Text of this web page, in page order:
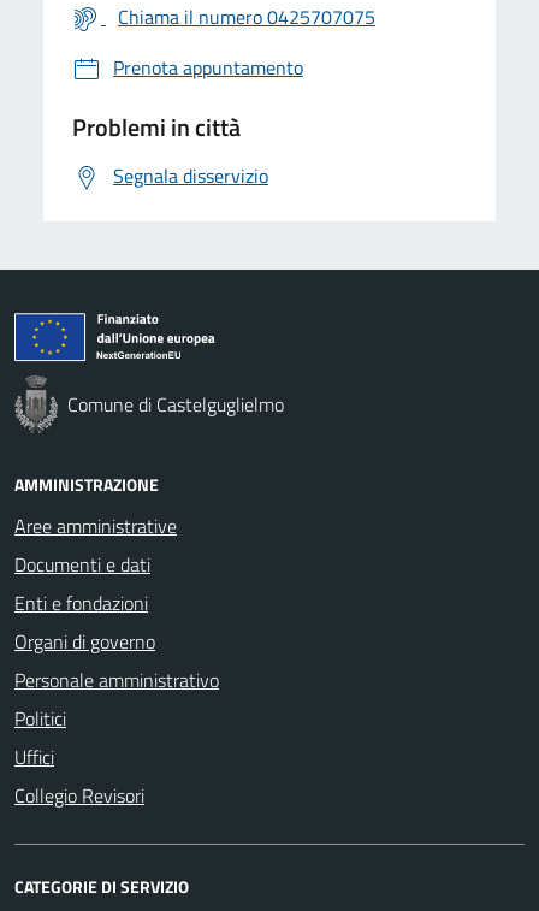
Chiama il numero 0425707075
Prenota appuntamento
Problemi in città
Segnala disservizio
Comune di Castelguglielmo
AMMINISTRAZIONE
Aree amministrative
Documenti e dati
Enti e fondazioni
Organi di governo
Personale amministrativo
Politici
Uffici
Collegio Revisori
CATEGORIE DI SERVIZIO